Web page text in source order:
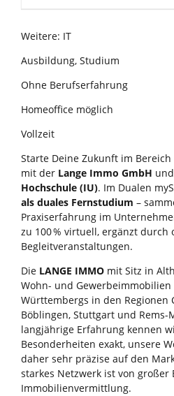
Weitere: IT
Ausbildung, Studium
Ohne Berufserfahrung
Homeoffice möglich
Vollzeit
Starte Deine Zukunft im Bereich
mit der Lange Immo GmbH
Hochschule (IU). Im Dualen
als duales Fernstudium –
Praxiserfahrung im
zu 100 % virtuell, ergänzt
Begleitveranstaltungen.
Die LANGE IMMO mit Sitz in
Wohn- und Gewerbeimmobilien
Württembergs in den Regionen
Böblingen, Stuttgart und
langjährige Erfahrung kennen
Besonderheiten exakt, unsere
daher sehr präzise auf den
starkes Netzwerk ist von
Immobilienvermittlung.